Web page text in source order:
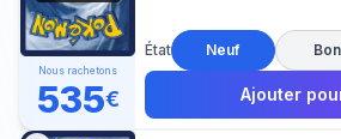
Nous rachetons
535€
État Neuf Bon
Ajouter